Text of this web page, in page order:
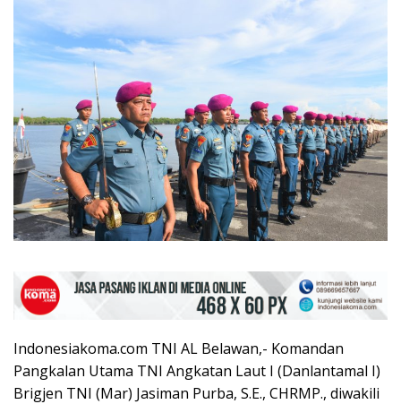
Indonesiakoma.com TNI AL Belawan,- Komandan
Pangkalan Utama TNI Angkatan Laut I (Danlantamal I)
Brigjen TNI (Mar) Jasiman Purba, S.E., CHRMP., diwakili